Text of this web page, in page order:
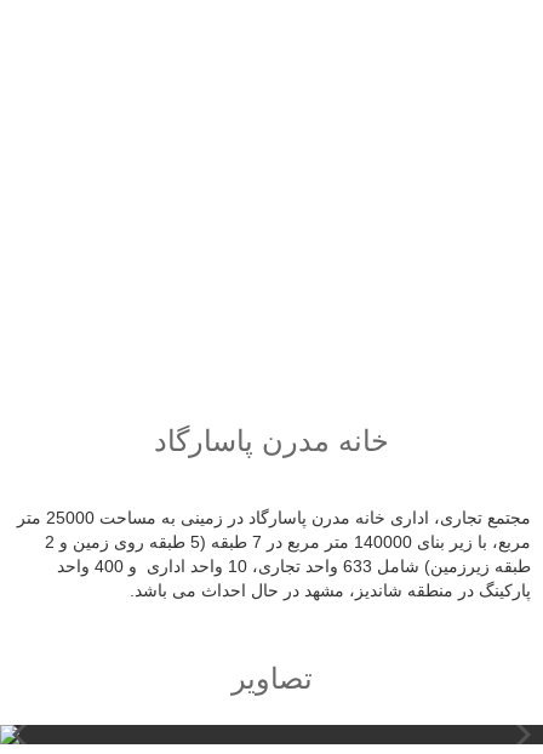
خانه مدرن پاسارگاد
مجتمع تجاری، اداری خانه مدرن پاسارگاد در زمینی به مساحت 25000 متر
مربع، با زیر بنای 140000 متر مربع در 7 طبقه (5 طبقه روی زمین و 2
طبقه زیرزمین) شامل 633 واحد تجاری، 10 واحد اداری و 400 واحد
پارکینگ در منطقه شاندیز، مشهد در حال احداث می باشد.
تصاویر